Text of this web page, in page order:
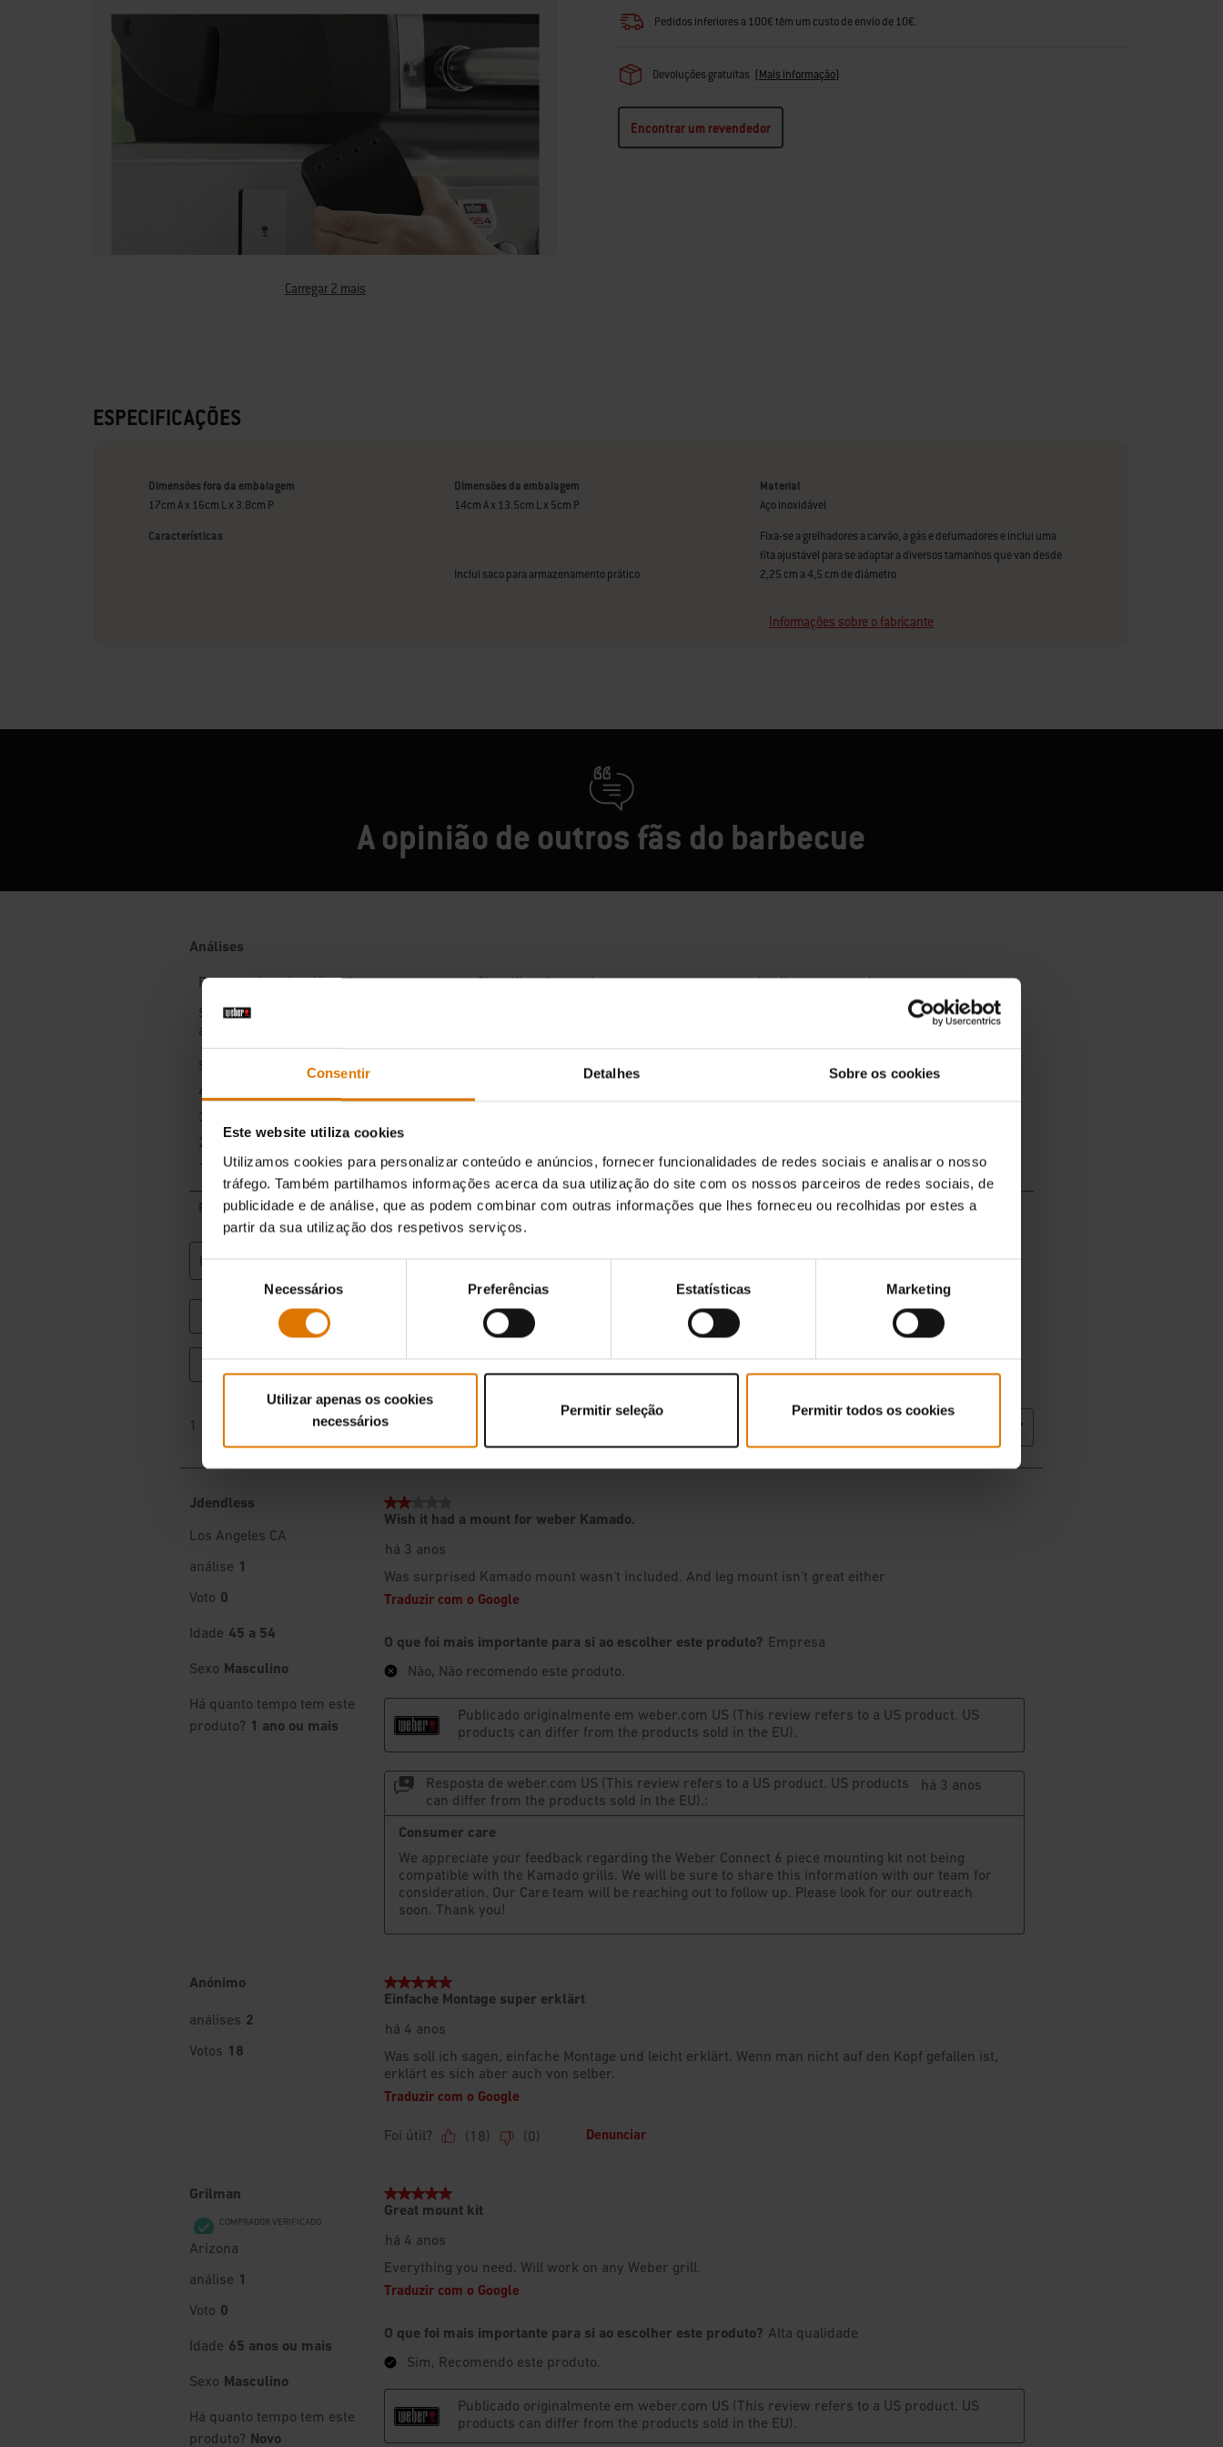
Consentir Detalhes Sobre os cookies
Este website utiliza cookies
Utilizamos cookies para personalizar conteúdo e anúncios, fornecer funcionalidades de redes sociais e analisar o nosso
tráfego. Também partilhamos informações acerca da sua utilização do site com os nossos parceiros de redes sociais, de
publicidade e de análise, que as podem combinar com outras informações que lhes forneceu ou recolhidas por estes a
partir da sua utilização dos respetivos serviços.
consentimento
Necessários Preferências Estatísticas Marketing
Utilizar apenas os cookies
necessários
Permitir seleção Permitir todos os cookies
Carregar 2 mais
Pedidos inferiores a 100€ têm um custo de envio de 10€.
Devoluções gratuitas (Mais informação)
Encontrar um revendedor
ESPECIFICAÇÕES
Dimensões fora da embalagem
17cm A x 16cm L x 3.8cm P
Dimensões da embalagem
14cm A x 13.5cm L x 5cm P
Material
Aço inoxidável
Características
Inclui saco para armazenamento prático
Fixa-se a grelhadores a carvão, a gás e defumadores e inclui uma
fita ajustável para se adaptar a diversos tamanhos que van desde
2,25 cm a 4,5 cm de diámetro
Informações sobre o fabricante
A opinião de outros fãs do barbecue